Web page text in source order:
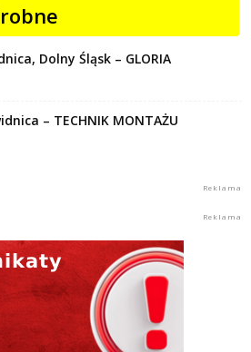
Dolny Śląsk – GLORIA
– TECHNIK MONTAŻU